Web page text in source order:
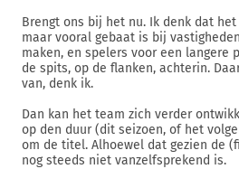
Brengt ons bij het nu. Ik denk dat
maar vooral gebaat is bij
maken, en spelers voor een langere
de spits, op de flanken, achterin.
van, denk ik.
Dan kan het team zich verder
op den duur (dit seizoen, of het
om de titel. Alhoewel dat gezien de
nog steeds niet vanzelfsprekend is.